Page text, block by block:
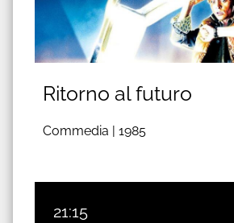
Ritorno al futuro
Commedia | 1985
21:15